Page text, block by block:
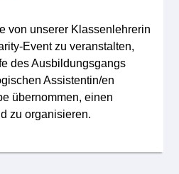
von unserer Klassenlehrerin
Event zu veranstalten,
des Ausbildungsgangs
Assistentin/en
übernommen, einen
zu organisieren.